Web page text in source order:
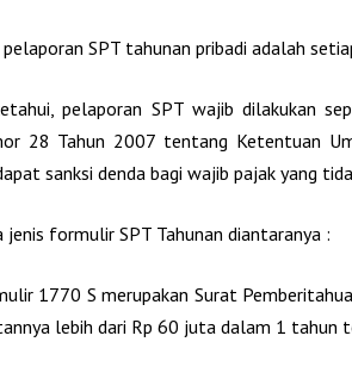
SPT tahunan pribadi adalah
pelaporan SPT wajib dilakukan
28 Tahun 2007 tentang Ketentuan
sanksi denda bagi wajib pajak yang
jenis formulir SPT Tahunan diantaranya :
1770 S merupakan Surat
lebih dari Rp 60 juta dalam 1 tahun